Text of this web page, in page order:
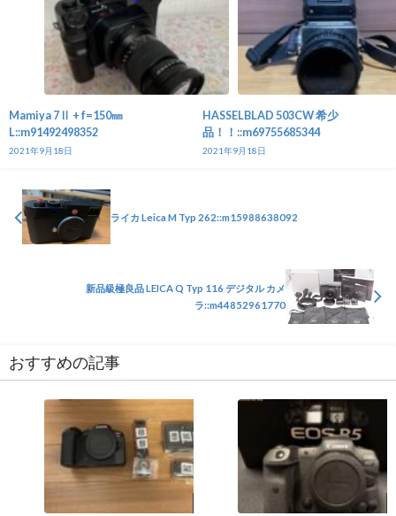
Mamiya 7Ⅱ + f=150㎜
L::m91492498352
2021年9月18日
HASSELBLAD 503CW 希少
品！！::m69755685344
2021年9月18日
ライカ Leica M Typ 262::m15988638092
新品級極良品 LEICA Q Typ 116 デジタル カメ
ラ::m44852961770
おすすめの記事